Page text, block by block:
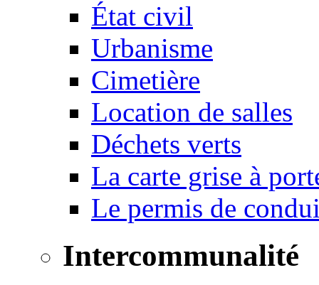
État civil
Urbanisme
Cimetière
Location de salles
Déchets verts
La carte grise à
Le permis de
Intercommunalité